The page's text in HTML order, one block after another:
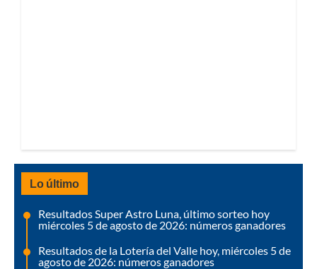
Lo último
Resultados Super Astro Luna, último sorteo hoy
miércoles 5 de agosto de 2026: números ganadores
Resultados de la Lotería del Valle hoy, miércoles 5 de
agosto de 2026: números ganadores